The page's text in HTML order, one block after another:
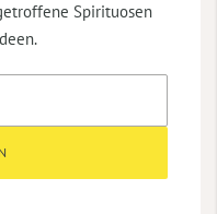
Spirituosen